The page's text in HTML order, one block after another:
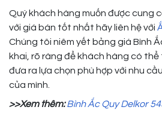
Quý khách hàng muốn được cung
với giá bán tốt nhất hãy liên hệ với
Chúng tôi niêm yết bảng giá Bình
khai, rõ ràng để khách hàng có
đưa ra lựa chọn phù hợp với nhu
của mình.
>>Xem thêm:Bình Ắc Quy Delkor